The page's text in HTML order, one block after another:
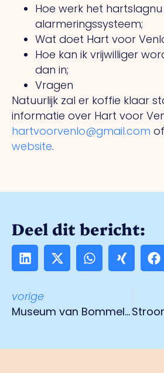
Hoe werk het hartslagnu
alarmeringssysteem;
Wat doet Hart voor
Hoe kan ik vrijwilliger
dan in;
Vragen
Natuurlijk zal er koffie klaar
informatie over Hart voor
hartvoorvenlo@gmail.com
website.
Deel dit bericht:
vorige
Museum van Bommel van Dam weer geopend